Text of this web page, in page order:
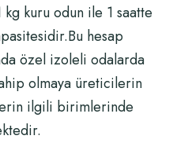
kg kuru odun ile 1 saatte
hesap
özel izoleli odalarda
olmaya üreticilerin
ilgili birimlerinde